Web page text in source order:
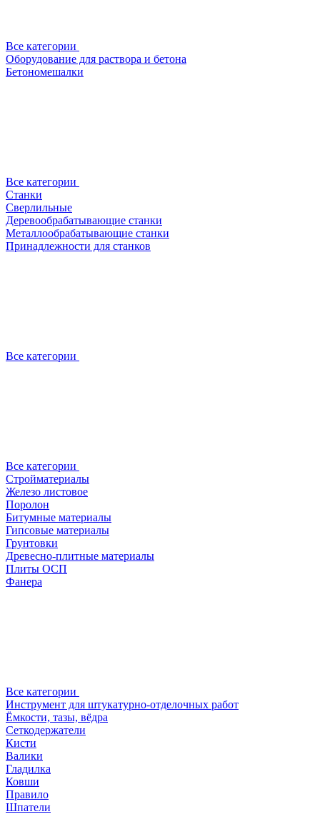
Все категории
Оборудование для раствора и бетона
Бетономешалки
Все категории
Станки
Сверлильные
Деревообрабатывающие станки
Металлообрабатывающие станки
Принадлежности для станков
Все категории
Все категории
Стройматериалы
Железо листовое
Поролон
Битумные материалы
Гипсовые материалы
Грунтовки
Древесно-плитные материалы
Плиты ОСП
Фанера
Все категории
Инструмент для штукатурно-отделочных работ
Ёмкости, тазы, вёдра
Сеткодержатели
Кисти
Валики
Гладилка
Ковши
Правило
Шпатели